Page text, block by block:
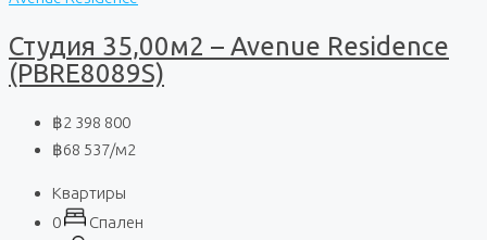
Студия 35,00м2 – Avenue Residence
(PBRE8089S)
฿2 398 800
฿68 537/м2
Квартиры
0
Спален